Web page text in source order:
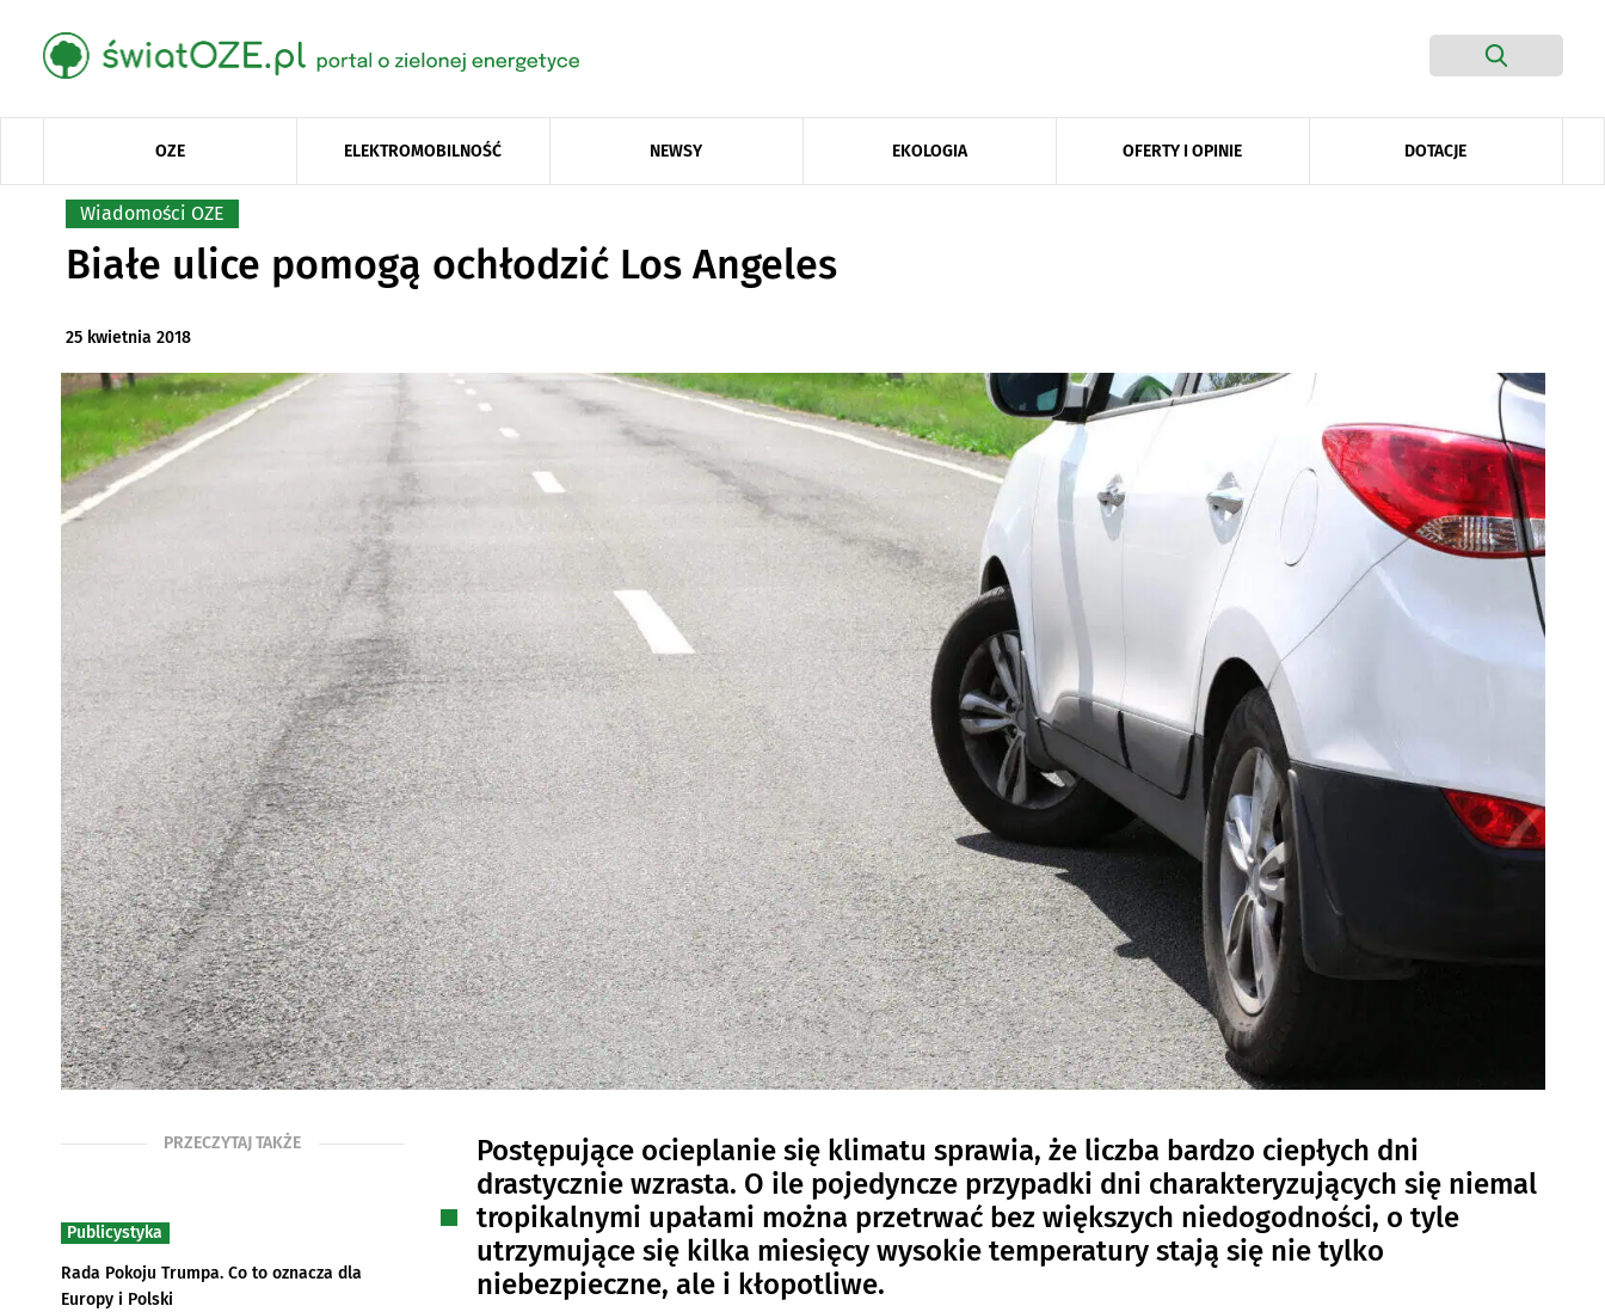
OZE ELEKTROMOBILNOŚĆ NEWSY EKOLOGIA OFERTY I OPINIE DOTACJE
Wiadomości OZE
Białe ulice pomogą ochłodzić Los Angeles
25 kwietnia 2018
PRZECZYTAJ TAKŻE
Publicystyka
Rada Pokoju Trumpa. Co to oznacza dla
Europy i Polski
Postępujące ocieplanie się klimatu sprawia, że liczba bardzo ciepłych dni
drastycznie wzrasta. O ile pojedyncze przypadki dni charakteryzujących się niemal
tropikalnymi upałami można przetrwać bez większych niedogodności, o tyle
utrzymujące się kilka miesięcy wysokie temperatury stają się nie tylko
niebezpieczne, ale i kłopotliwe.